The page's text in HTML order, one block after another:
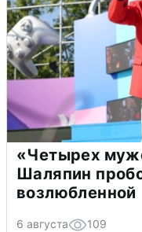
«Четырех
Шаляпин
возлюбленной
6 августа 109